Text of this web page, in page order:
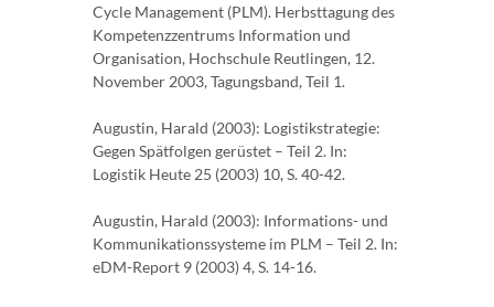
Cycle Management (PLM). Herbsttagung des
Kompetenzzentrums Information und
Organisation, Hochschule Reutlingen, 12.
November 2003, Tagungsband, Teil 1.
Augustin, Harald (2003): Logistikstrategie:
Gegen Spätfolgen gerüstet – Teil 2. In:
Logistik Heute 25 (2003) 10, S. 40-42.
Augustin, Harald (2003): Informations- und
Kommunikationssysteme im PLM – Teil 2. In:
eDM-Report 9 (2003) 4, S. 14-16.